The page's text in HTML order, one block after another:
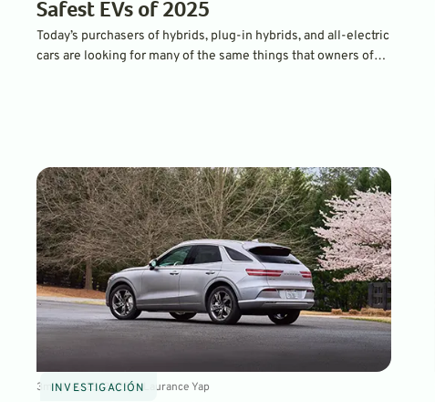
Safest EVs of 2025
Today’s purchasers of hybrids, plug-in hybrids, and all-electric
cars are looking for many of the same things that owners of
INVESTIGACIÓN
3 minMay 25, 2025By Laurance Yap